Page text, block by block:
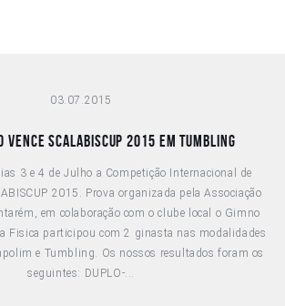
03.07.2015
VENCE SCALABISCUP 2015 EM TUMBLING
3 e 4 de Julho a Competição Internacional de
2015. Prova organizada pela Associação
em colaboração com o clube local o Gimno
Fisica participou com 2 ginasta nas modalidades
e Tumbling. Os nossos resultados foram os
seguintes: DUPLO-...